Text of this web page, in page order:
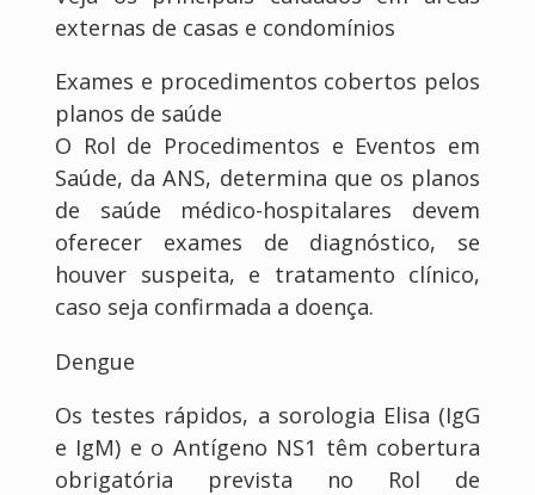
externas de casas e condomínios
Exames e procedimentos cobertos pelos
planos de saúde
O Rol de Procedimentos e Eventos em
Saúde, da ANS, determina que os planos
de saúde médico-hospitalares devem
oferecer exames de diagnóstico, se
houver suspeita, e tratamento clínico,
caso seja confirmada a doença.
Dengue
Os testes rápidos, a sorologia Elisa (IgG
e IgM) e o Antígeno NS1 têm cobertura
obrigatória prevista no Rol de